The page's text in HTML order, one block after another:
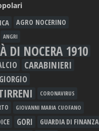
AGRO NOCERINO
ANGRI
DI NOCERA 1910
CARABINIERI
CORONAVIRUS
GIOVANNI MARIA CUOFANO
GORI GUARDIA DI FINANZA